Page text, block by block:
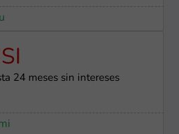
24 meses sin intereses